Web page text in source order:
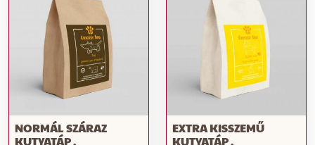
NORMÁL SZÁRAZ
KUTYATÁP ,
EXTRA KISSZEMŰ
KUTYATÁP ,